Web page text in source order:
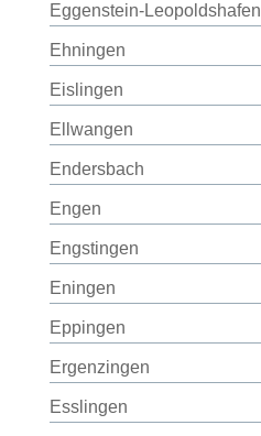
Eggenstein-Leopoldshafen
Ehningen
Eislingen
Ellwangen
Endersbach
Engen
Engstingen
Eningen
Eppingen
Ergenzingen
Esslingen